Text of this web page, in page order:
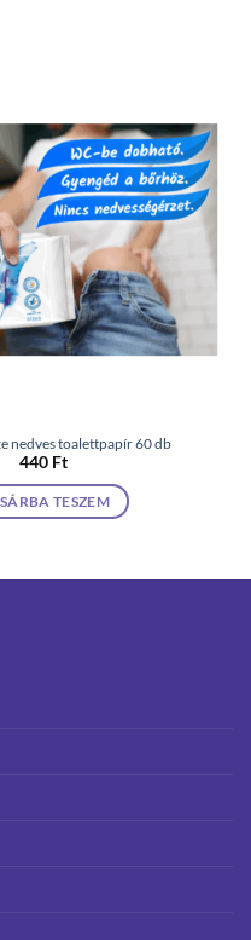
nedves toalettpapír 60 db
440 Ft
TESZEM